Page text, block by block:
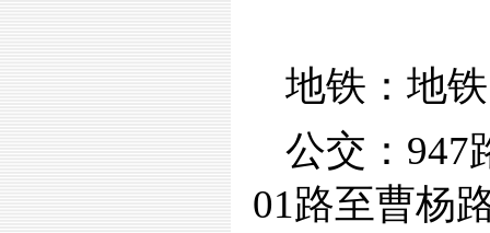
地铁：地
公交：947
01路至曹杨